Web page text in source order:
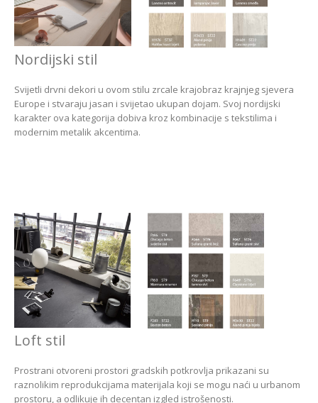
Nordijski stil
Svijetli drvni dekori u ovom stilu zrcale krajobraz krajnjeg sjevera
Europe i stvaraju jasan i svijetao ukupan dojam. Svoj nordijski
karakter ova kategorija dobiva kroz kombinacije s tekstilima i
modernim metalik akcentima.
Loft stil
Prostrani otvoreni prostori gradskih potkrovlja prikazani su
raznolikim reprodukcijama materijala koji se mogu naći u urbanom
prostoru, a odlikuje ih decentan izgled istrošenosti.